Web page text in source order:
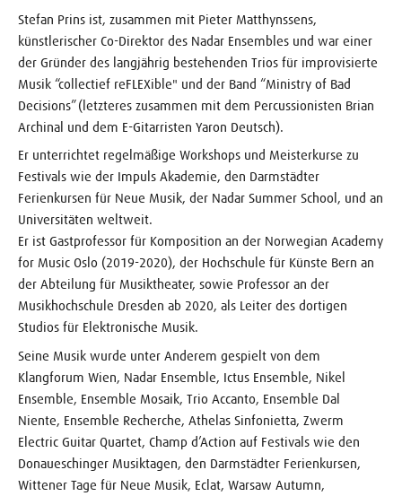
Stefan Prins ist, zusammen mit Pieter Matthynssens,
künstlerischer Co-Direktor des Nadar Ensembles und war einer
der Gründer des langjährig bestehenden Trios für improvisierte
Musik “collectief reFLEXible" und der Band “Ministry of Bad
Decisions” (letzteres zusammen mit dem Percussionisten Brian
Archinal und dem E-Gitarristen Yaron Deutsch).
Er unterrichtet regelmäßige Workshops und Meisterkurse zu
Festivals wie der Impuls Akademie, den Darmstädter
Ferienkursen für Neue Musik, der Nadar Summer School, und an
Universitäten weltweit.
Er ist Gastprofessor für Komposition an der Norwegian Academy
for Music Oslo (2019-2020), der Hochschule für Künste Bern an
der Abteilung für Musiktheater, sowie Professor an der
Musikhochschule Dresden ab 2020, als Leiter des dortigen
Studios für Elektronische Musik.
Seine Musik wurde unter Anderem gespielt von dem
Klangforum Wien, Nadar Ensemble, Ictus Ensemble, Nikel
Ensemble, Ensemble Mosaik, Trio Accanto, Ensemble Dal
Niente, Ensemble Recherche, Athelas Sinfonietta, Zwerm
Electric Guitar Quartet, Champ d’Action auf Festivals wie den
Donaueschinger Musiktagen, den Darmstädter Ferienkursen,
Wittener Tage für Neue Musik, Eclat, Warsaw Autumn,